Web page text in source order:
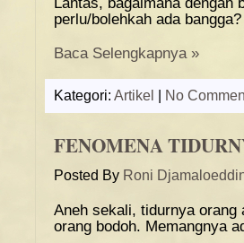
perlu/bolehkah ada bangga?
Baca Selengkapnya »
Kategori: Artikel No
FENOMENA
Posted By Roni
Aneh sekali, tidurnya orang
orang bodoh. Memangnya